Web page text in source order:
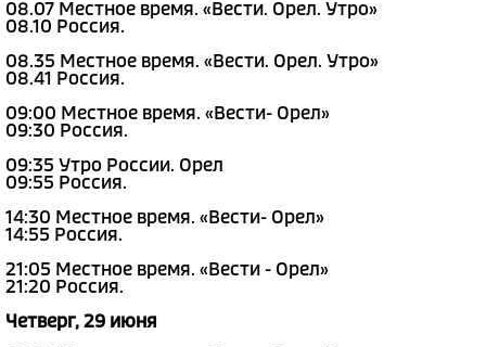
08.07 Местное время. «Вести. Орел. Утро»
08.10 Россия.
08.35 Местное время. «Вести. Орел. Утро»
08.41 Россия.
09:00 Местное время. «Вести- Орел»
09:30 Россия.
09:35 Утро России. Орел
09:55 Россия.
14:30 Местное время. «Вести- Орел»
14:55 Россия.
21:05 Местное время. «Вести - Орел»
21:20 Россия.
Четверг, 29 июня